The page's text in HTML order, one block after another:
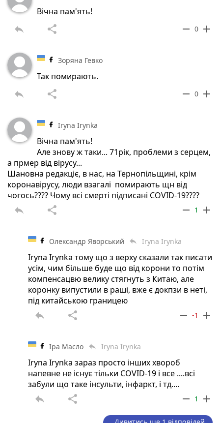
Вічна пам'ять!
reply share remove 0 add
Зоряна Гевко
Так помирають.
reply share remove 0 add
Iryna Irynka
Вічна пам'ять!
Але знову ж таки... 71рік, проблеми з серцем,
а прмер від вірусу...
Шановна редакціє, в нас, на Тернопільщині, крім
коронавірусу, люди взагалі помирають щн від
чогось???? Чому всі смерті підписані COVID-19????
reply share remove 1 add
Олександр Яворський reply Iryna Irynka
Iryna Irynka тому що з верху сказали так писати
усім, чим більше буде що від корони то потім
компенсацвю велику стягнуть з Китаю, але
коронку випустили в раші, вже є докпзи в неті,
під китайською границею
reply share remove -1 add
Іра Масло reply Iryna Irynka
Iryna Irynka зараз просто інших хвороб
напевне не існує тільки COVID-19 і все ....всі
забули що таке інсульти, інфаркт, і тд....
reply share remove 1 add